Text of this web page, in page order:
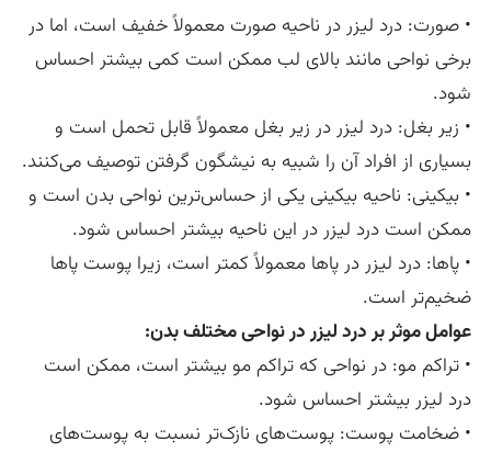
• صورت: درد لیزر در ناحیه صورت معمولاً خفیف است، اما در
برخی نواحی مانند بالای لب ممکن است کمی بیشتر احساس
شود.
• زیر بغل: درد لیزر در زیر بغل معمولاً قابل تحمل است و
بسیاری از افراد آن را شبیه به نیشگون گرفتن توصیف می‌کنند.
• بیکینی: ناحیه بیکینی یکی از حساس‌ترین نواحی بدن است و
ممکن است درد لیزر در این ناحیه بیشتر احساس شود.
• پاها: درد لیزر در پاها معمولاً کمتر است، زیرا پوست پاها
ضخیم‌تر است.
عوامل موثر بر درد لیزر در نواحی مختلف بدن:
• تراکم مو: در نواحی که تراکم مو بیشتر است، ممکن است
درد لیزر بیشتر احساس شود.
• ضخامت پوست: پوست‌های نازک‌تر نسبت به پوست‌های